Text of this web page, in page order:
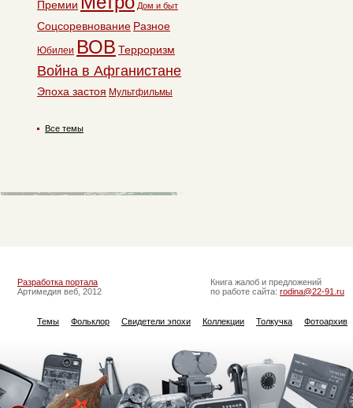
Премии Дом и быт
Соцсоревнование Разное
Юбилеи ВОВ Терроризм
Война в Афганистане
Эпоха застоя Мультфильмы
Все темы
Разработка портала
Артимедия веб, 2012
Книга жалоб и предложений
по работе сайта: rodina@22-91.ru
Темы Фольклор Свидетели эпохи Коллекции Толкучка Фотоархив